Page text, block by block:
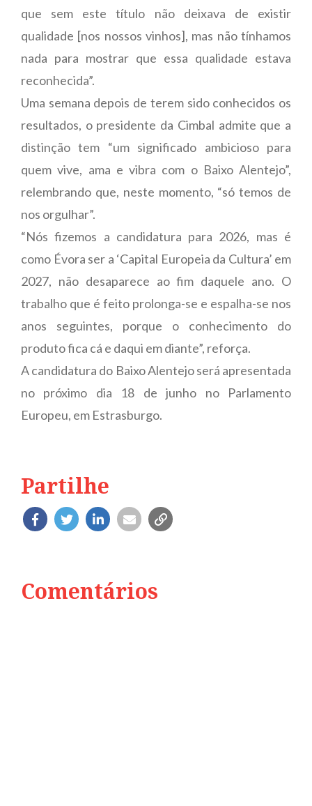
que sem este título não deixava de existir
qualidade [nos nossos vinhos], mas não tínhamos
nada para mostrar que essa qualidade estava
reconhecida”.
Uma semana depois de terem sido conhecidos os
resultados, o presidente da Cimbal admite que a
distinção tem “um significado ambicioso para
quem vive, ama e vibra com o Baixo Alentejo”,
relembrando que, neste momento, “só temos de
nos orgulhar”.
“Nós fizemos a candidatura para 2026, mas é
como Évora ser a ‘Capital Europeia da Cultura’ em
2027, não desaparece ao fim daquele ano. O
trabalho que é feito prolonga-se e espalha-se nos
anos seguintes, porque o conhecimento do
produto fica cá e daqui em diante”, reforça.
A candidatura do Baixo Alentejo será apresentada
no próximo dia 18 de junho no Parlamento
Europeu, em Estrasburgo.
Partilhe
Comentários